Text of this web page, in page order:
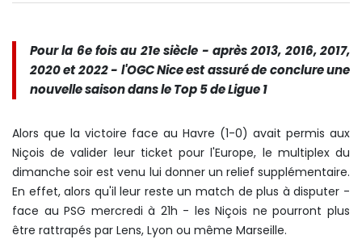
Pour la 6e fois au 21e siècle - après 2013, 2016, 2017,
2020 et 2022 - l'OGC Nice est assuré de conclure une
nouvelle saison dans le Top 5 de Ligue 1
Alors que la victoire face au Havre (1-0) avait permis aux
Niçois de valider leur ticket pour l'Europe, le multiplex du
dimanche soir est venu lui donner un relief supplémentaire.
En effet, alors qu'il leur reste un match de plus à disputer -
face au PSG mercredi à 21h - les Niçois ne pourront plus
être rattrapés par Lens, Lyon ou même Marseille.